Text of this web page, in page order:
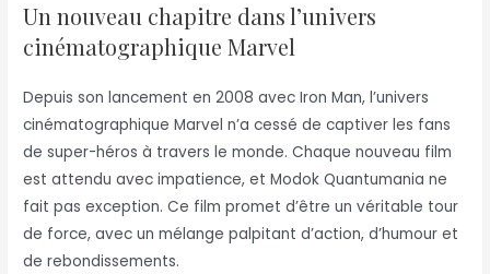
Un nouveau chapitre dans l’univers
cinématographique Marvel
Depuis son lancement en 2008 avec Iron Man, l’univers
cinématographique Marvel n’a cessé de captiver les fans
de super-héros à travers le monde. Chaque nouveau film
est attendu avec impatience, et Modok Quantumania ne
fait pas exception. Ce film promet d’être un véritable tour
de force, avec un mélange palpitant d’action, d’humour et
de rebondissements.